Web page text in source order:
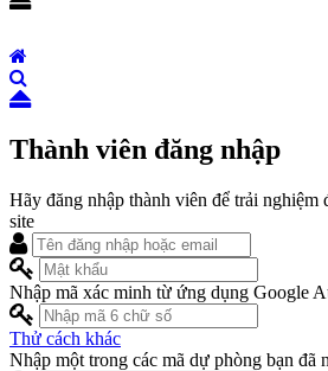
Thành viên đăng nhập
Hãy đăng nhập thành viên để trải nghiệm
site
Nhập mã xác minh từ ứng dụng Google
Thử cách khác
Nhập một trong các mã dự phòng bạn đã